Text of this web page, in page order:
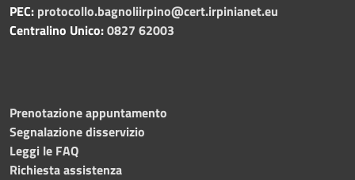
PEC: protocollo.bagnoliirpino@cert.irpinianet.eu
Centralino Unico:0827 62003
Prenotazione appuntamento
Segnalazione disservizio
Leggi le FAQ
Richiesta assistenza